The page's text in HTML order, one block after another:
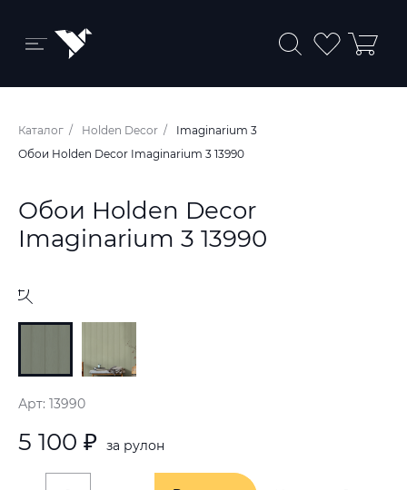
Бренды и коллекции
Ковры
Обои
Ткани
Каталог Holden Decor
Imaginarium 3
Обои Holden Decor Imaginarium 3 13990
Обои Holden Decor
Imaginarium 3 13990
Арт: 13990
5 100 ₽ за рулон